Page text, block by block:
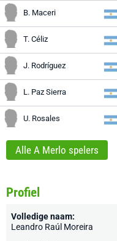
B. Maceri
T. Céliz
J. Rodríguez
L. Paz Sierra
U. Rosales
Alle A Merlo spelers
Profiel
Volledige naam:
Leandro Raúl Moreira